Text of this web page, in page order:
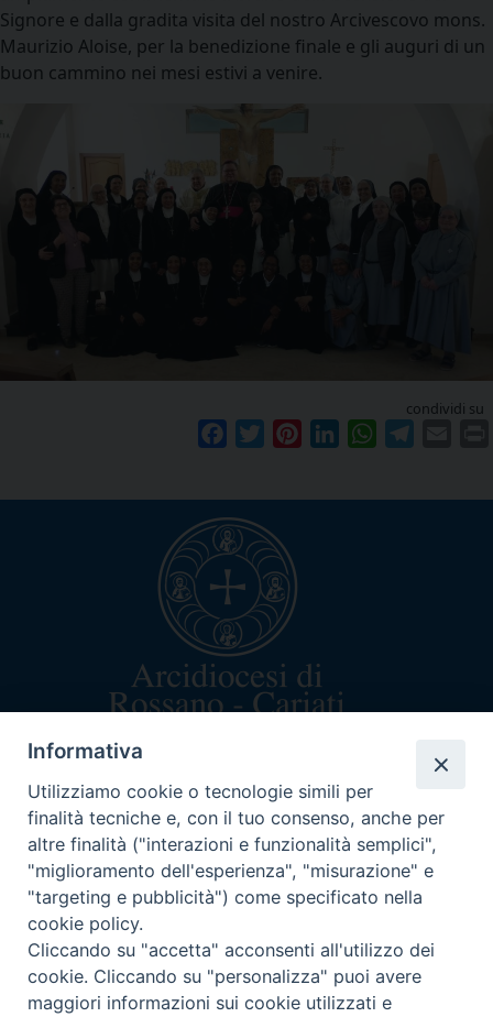
Signore e dalla gradita visita del nostro Arcivescovo mons.
Maurizio Aloise, per la benedizione finale e gli auguri di un
buon cammino nei mesi estivi a venire.
condividi su
FacebookTwitterPinterestLinkedInWhatsApp
arcivescovo@rossanocariati.it
+39 0983 520282
Via Arcivescovado 5
87067 Rossano (CS)
C.F. 87003160782
ORARI DI CURIA
Lun-mar-mer dalle 9:30-12:30
Informativa
Utilizziamo cookie o tecnologie simili per
finalità tecniche e, con il tuo consenso, anche per
altre finalità ("interazioni e funzionalità semplici",
"miglioramento dell'esperienza", "misurazione" e
"targeting e pubblicità") come specificato nella
cookie policy.
Cliccando su "accetta" acconsenti all'utilizzo dei
cookie. Cliccando su "personalizza" puoi avere
maggiori informazioni sui cookie utilizzati e